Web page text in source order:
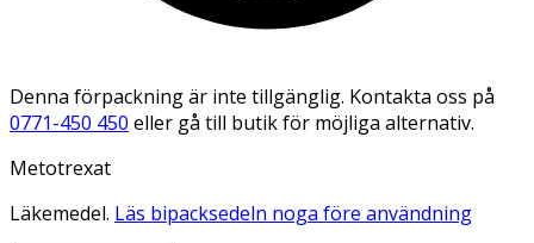
Denna förpackning är inte tillgänglig. Kontakta oss på
0771-450 450 eller gå till butik för möjliga alternativ.
Metotrexat
Läkemedel. Läs bipacksedeln noga före användning